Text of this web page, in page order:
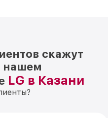
скажут
нашем
LG в Казани